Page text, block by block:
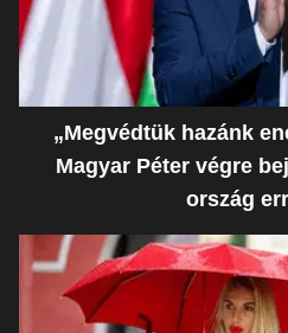
„Megvédtük hazánk
Magyar Péter végre
ország